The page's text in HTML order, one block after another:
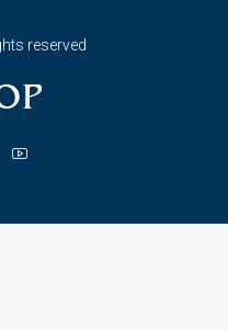
reserved